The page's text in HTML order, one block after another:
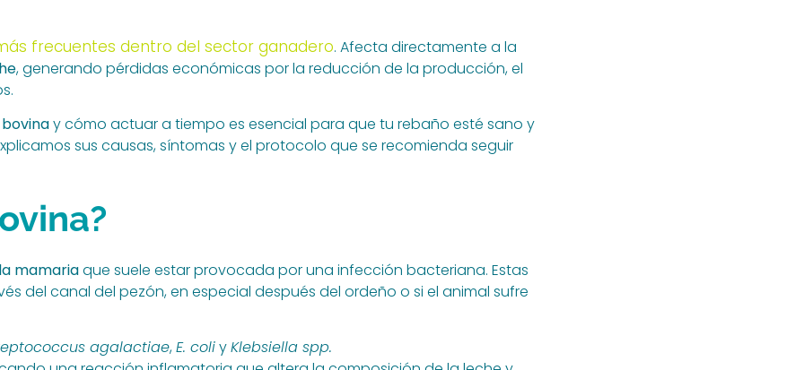
frecuentes dentro del sector ganadero. Afecta directamente a la
, generando pérdidas económicas por la reducción de la producción, el
y cómo actuar a tiempo es esencial para que tu rebaño esté sano y
sus causas, síntomas y el protocolo que se recomienda seguir
mamariaque suele estar provocada por una infección bacteriana. Estas
del canal del pezón, en especial después del ordeño o si el animal sufre
agalactiae,E. coliyKlebsiella spp.